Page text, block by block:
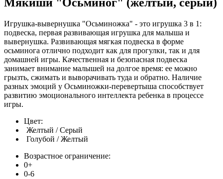
Мякиши "Осьминог" (желтый, серый)
Игрушка-вывернушка "Осьминожка" - это игрушка 3 в 1:
подвеска, первая развивающая игрушка для малыша и
вывернушка. Развивающая мягкая подвеска в форме
осьминога отлично подходит как для прогулки, так и для
домашней игры. Качественная и безопасная подвеска
занимает внимание малышей на долгое время: ее можно
грызть, сжимать и выворачивать туда и обратно. Наличие
разных эмоций у Осьминожки-перевертыша способствует
развитию эмоционального интеллекта ребенка в процессе
игры.
Цвет:
Желтый / Серый
Голубой / Желтый
Возрастное ограничение:
0+
0-6